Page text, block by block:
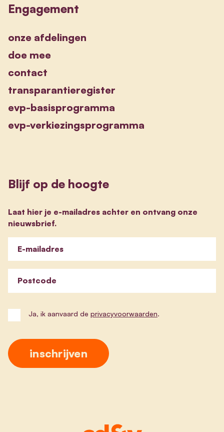
Engagement
onze afdelingen
doe mee
contact
transparantieregister
evp-basisprogramma
evp-verkiezingsprogramma
Blijf op de hoogte
Laat hier je e-mailadres achter en ontvang onze
nieuwsbrief.
E-mailadres
Postcode
Ja, ik aanvaard de privacyvoorwaarden.